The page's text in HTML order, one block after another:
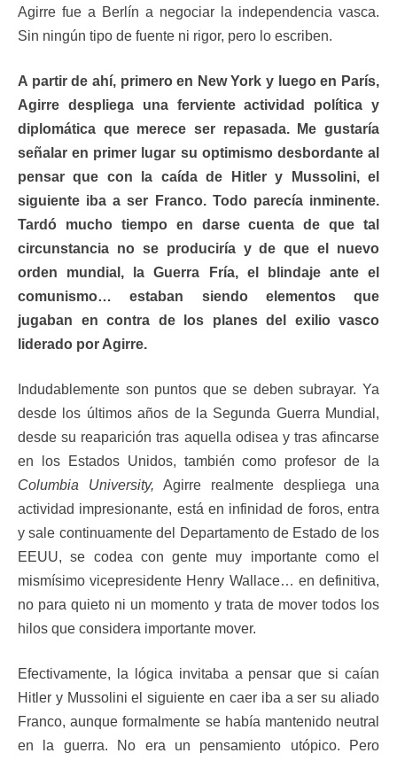
Agirre fue a Berlín a negociar la independencia vasca.
Sin ningún tipo de fuente ni rigor, pero lo escriben.
A partir de ahí, primero en New York y luego en París,
Agirre despliega una ferviente actividad política y
diplomática que merece ser repasada. Me gustaría
señalar en primer lugar su optimismo desbordante al
pensar que con la caída de Hitler y Mussolini, el
siguiente iba a ser Franco. Todo parecía inminente.
Tardó mucho tiempo en darse cuenta de que tal
circunstancia no se produciría y de que el nuevo
orden mundial, la Guerra Fría, el blindaje ante el
comunismo… estaban siendo elementos que
jugaban en contra de los planes del exilio vasco
liderado por Agirre.
Indudablemente son puntos que se deben subrayar. Ya
desde los últimos años de la Segunda Guerra Mundial,
desde su reaparición tras aquella odisea y tras afincarse
en los Estados Unidos, también como profesor de la
Columbia University, Agirre realmente despliega una
actividad impresionante, está en infinidad de foros, entra
y sale continuamente del Departamento de Estado de los
EEUU, se codea con gente muy importante como el
mismísimo vicepresidente Henry Wallace… en definitiva,
no para quieto ni un momento y trata de mover todos los
hilos que considera importante mover.
Efectivamente, la lógica invitaba a pensar que si caían
Hitler y Mussolini el siguiente en caer iba a ser su aliado
Franco, aunque formalmente se había mantenido neutral
en la guerra. No era un pensamiento utópico. Pero